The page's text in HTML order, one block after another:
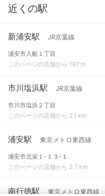
近くの駅
新浦安駅 JR京葉線
浦安市入船１丁目
このページの店舗から 197 m
市川塩浜駅 JR京葉線
市川市塩浜２丁目
このページの店舗から 2.1 km
浦安駅 東京メトロ東西線
浦安市北栄１-１３-１
このページの店舗から 2.7 km
南行徳駅 東京メトロ東西線